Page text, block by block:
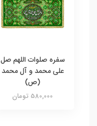
سفره صلوات اللهم صل
علی محمد و آل محمد
(ص)
580,000 تومان